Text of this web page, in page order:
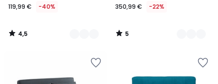
119,99 € -40%
4,5
/
350,99 € -22%
5
/